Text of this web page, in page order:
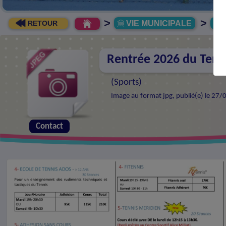
RETOUR > VIE MUNICIPALE >
Rentrée 2026 du
(Sports)
Image au format jpg, publié(e) le
Contact